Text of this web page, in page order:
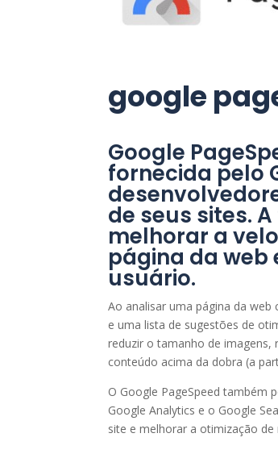
google
Google
fornecida pelo
de seus sites.
melhorar a
página da web
usuário.
Ao analisar uma página da
e uma lista de sugestões de
reduzir o tamanho de imagens,
conteúdo acima da dobra (a
O Google PageSpeed ​​também
Google Analytics e o Google
site e melhorar a otimização de